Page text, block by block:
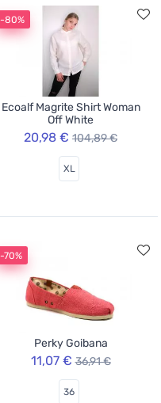
-80%
Ecoalf Magrite Shirt Woman
Off White
20,98 € 104,89 €
XL
-70%
Perky Goibana
11,07 € 36,91 €
36